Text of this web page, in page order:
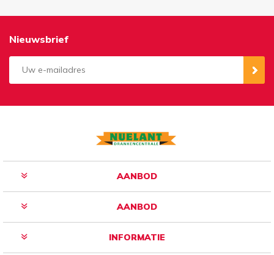
Nieuwsbrief
AANBOD
AANBOD
INFORMATIE